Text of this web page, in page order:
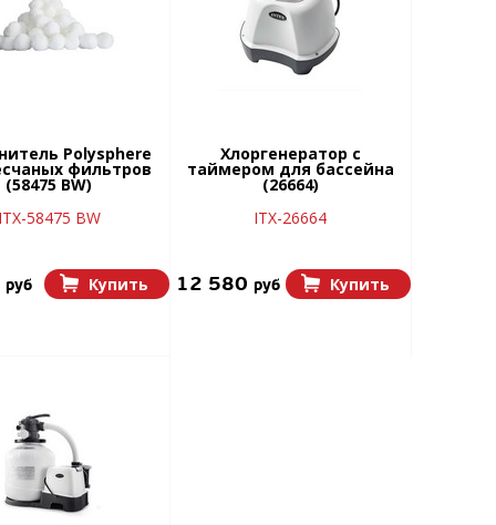
Polysphere
фильтров
(58475 BW)
58475 BW
руб Купить
Хлоргенератор с
таймером для бассейна
(26664)
ITX-26664
12 580 руб Купить